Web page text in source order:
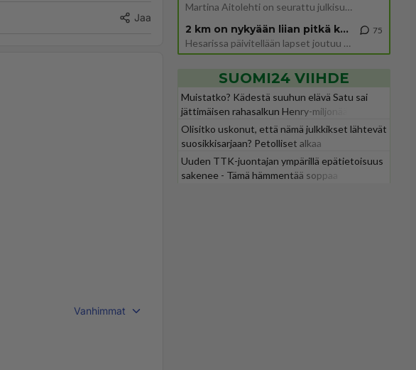
Jaa
Vanhimmat
Martina Aitolehti on seurattu julkisuuden henkilö. Lähipiiriin mahtuu muitakin tunnettuja henkilöitä. Tiesitkö, että Ma
2 km on nykyään liian pitkä koulumatka
Hesarissa päivitellään lapset joutuu nyt kulkemaan 2 km kouluun jösses. Ruostefillarilla tuo matka menee vaikka miten äk
75
SUOMI24 VIIHDE
Muistatko? Kädestä suuhun elävä Satu sai
jättimäisen rahasalkun Henry-miljonääriltä
Olisitko uskonut, että nämä julkkikset lähtevät
suosikkisarjaan? Petolliset alkaa
jättiyllätyksellä
Uuden TTK-juontajan ympärillä epätietoisuus
sakenee - Tämä hämmentää soppaa